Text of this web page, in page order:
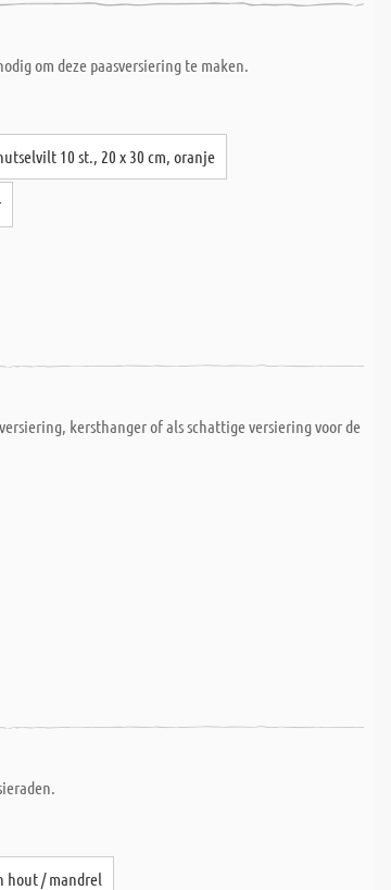
om deze paasversiering te maken.
10 st., 20 x 30 cm, oranje
kersthanger of als schattige versiering voor de
hout / mandrel